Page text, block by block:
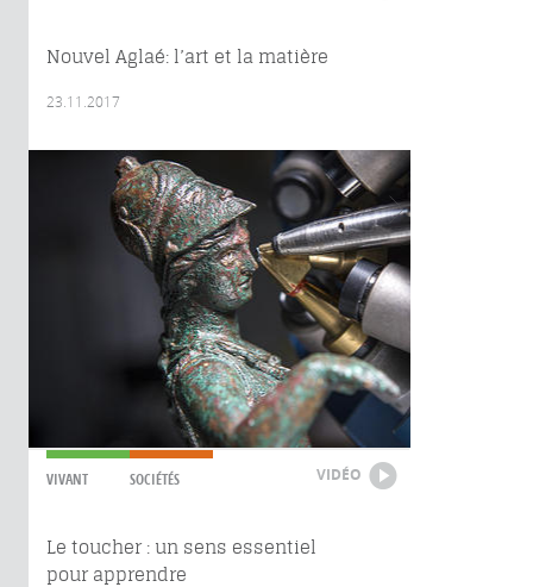
Nouvel Aglaé: l’art et la matière
23.11.2017
VIVANT SOCIÉTÉS VIDÉO
Le toucher : un sens essentiel
pour apprendre